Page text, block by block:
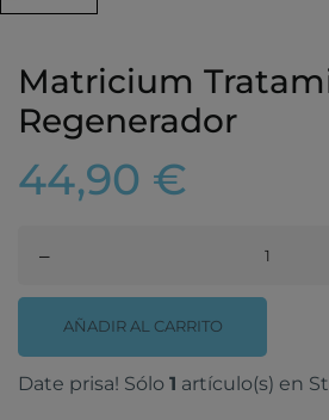
Matricium
Regenerador
44,90 €
–
AÑADIR AL CARRITO
Date prisa! Sólo 1 artículo(s) en